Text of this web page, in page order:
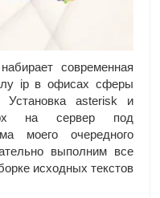
современная
ip в офисах сферы
Установка asterisk и
на сервер под
моего очередного
выполним все
исходных текстов